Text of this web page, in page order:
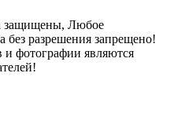
защищены, Любое
без разрешения запрещено!
фотографии являются